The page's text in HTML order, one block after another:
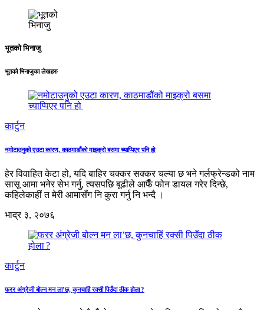
भूतको भिनाजु
भूतको भिनाजुका लेखहरु
कार्टुन
नमोटाउनुको एउटा कारण, काठमाडौंको माइक्रो बसमा च्याप्पिएर पनि हो
हेर विवाहित केटा हो, यदि बाहिर चक्कर सक्कर चल्या छ भने गर्लफ्रेन्डको नाम
सासू आमा भनेर सेभ गर्नु, त्यसपछि बूढीले आफैँ फोन डायल गरेर दिन्छे,
कहिलेकाहीं त मेरी आमासँग नि कुरा गर्नु नि भन्दै ।
भाद्र ३, २०७६
कार्टुन
फरर अंग्रेजी बोल्न मन ला’छ, कुनचाहिं रक्सी पिउँदा ठीक होला ?